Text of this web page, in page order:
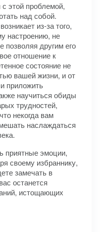
этой проблемой,
над собой.
из-за того,
настроению, не
позволяя другим его
отношение к
состояние не
вашей жизни, и от
приложить
научиться обиды
трудностей,
некогда вам
наслаждаться
приятные эмоции,
своему избраннику,
замечать в
останется
истощающих